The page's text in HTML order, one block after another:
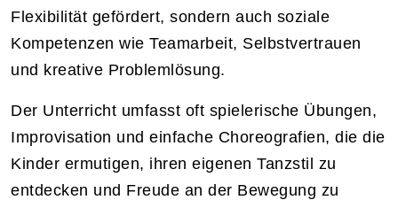
Flexibilität gefördert, sondern auch soziale
Kompetenzen wie Teamarbeit, Selbstvertrauen
und kreative Problemlösung.
Der Unterricht umfasst oft spielerische Übungen,
Improvisation und einfache Choreografien, die die
Kinder ermutigen, ihren eigenen Tanzstil zu
entdecken und Freude an der Bewegung zu